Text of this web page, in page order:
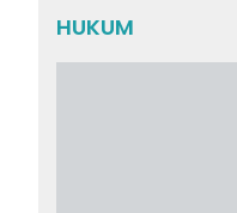
HUKUM